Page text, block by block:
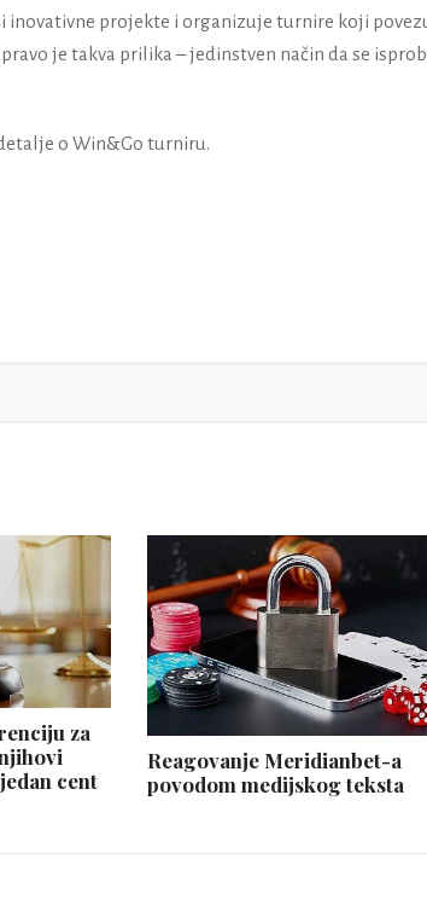
inovativne projekte i organizuje turnire koji
je takva prilika – jedinstven način da se
o Win&Go turniru.
za
cent
Reagovanje Meridianbet-a
povodom medijskog teksta